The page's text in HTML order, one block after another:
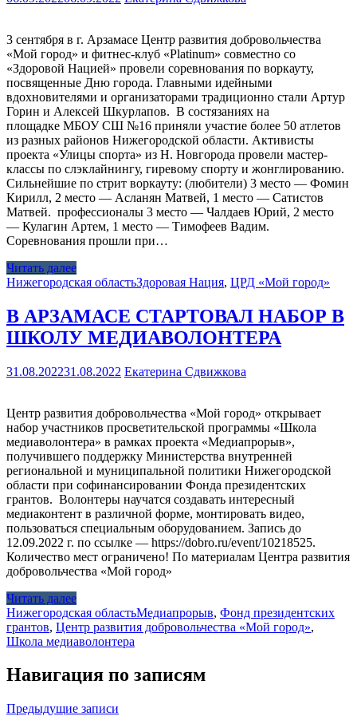
3 сентября в г. Арзамасе Центр развития добровольчества
«Мой город» и фитнес-клуб «Platinum» совместно со
«Здоровой Нацией» провели соревнования по воркауту,
посвященные Дню города. Главными идейными
вдохновителями и организаторами традиционно стали Артур
Горин и Алексей Шкурлапов. В состязаниях на
площадке МБОУ СШ №16 приняли участие более 50 атлетов
из разных районов Нижегородской области. Активисты
проекта «Улицы спорта» из Н. Новгорода провели мастер-
классы по слэклайнингу, гиревому спорту и жонглированию.
Сильнейшие по стрит воркауту: (любители) 3 место — Фомин
Кирилл, 2 место — Асланян Матвей, 1 место — Сатистов
Матвей. профессионалы 3 место — Чалдаев Юрий, 2 место
— Кулагин Артем, 1 место — Тимофеев Вадим.
Соревнования прошли при…
Читать далее
Нижегородская областьЗдоровая Нация, ЦРД «Мой город»
В АРЗАМАСЕ СТАРТОВАЛ НАБОР В
ШКОЛУ МЕДИАВОЛОНТЕРА
31.08.202231.08.2022 Екатерина Сдвижкова
Центр развития добровольчества «Мой город» открывает
набор участников просветительской программы «Школа
медиаволонтера» в рамках проекта «Медиапрорыв»,
получившего поддержку Министерства внутренней
региональной и муниципальной политики Нижегородской
области при софинансировании Фонда президентских
грантов. Волонтеры научатся создавать интересный
медиаконтент в различной форме, монтировать видео,
пользоваться специальным оборудованием. Запись до
12.09.2022 г. по ссылке — https://dobro.ru/event/10218525.
Количество мест ограничено! По материалам Центра развития
добровольчества «Мой город»
Читать далее
Нижегородская областьМедиапрорыв, Фонд президентских
грантов, Центр развития добровольчества «Мой город»,
Школа медиаволонтера
Навигация по записям
Предыдущие записи